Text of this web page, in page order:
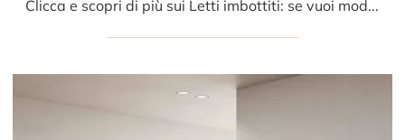
Clicca e scopri di più sui Letti imbottiti: se vuoi modelli matrimoniali design, il modello Zero Presotto fa per te.